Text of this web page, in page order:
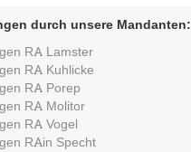
durch unsere Mandanten:
RA Lamster
RA Kuhlicke
RA Porep
RA Molitor
RA Vogel
RAin Specht